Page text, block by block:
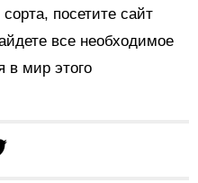
посетите сайт
все необходимое
в мир этого